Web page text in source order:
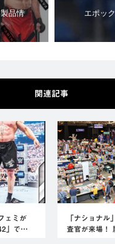
品情
エポッ
「
関連記事
ェミが
」で…
「ナショナル
査官が来場！